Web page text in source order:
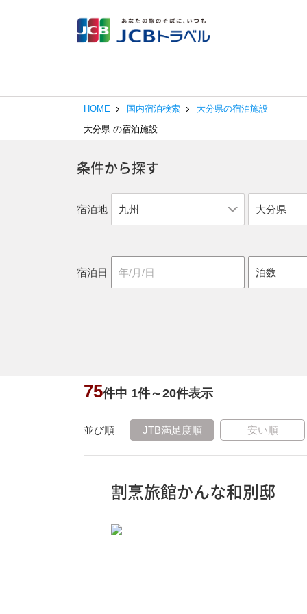
HOME 国内宿泊検索
大分県の宿泊施設
大分県 の宿泊施設
条件から探す
宿泊地
宿泊日
75件中 1件～20件表示
並び順 JTB満足度順 安い順
割烹旅館かんな和別邸